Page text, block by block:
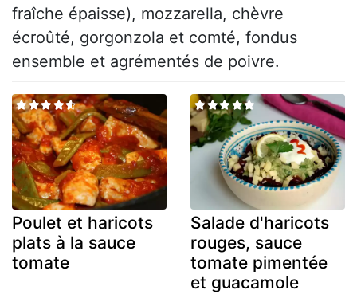
fraîche épaisse), mozzarella, chèvre
écroûté, gorgonzola et comté, fondus
ensemble et agrémentés de poivre.
Poulet et haricots
plats à la sauce
tomate
Salade d'haricots
rouges, sauce
tomate pimentée
et guacamole